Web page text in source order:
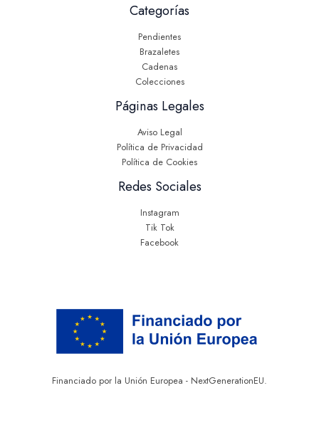
Categorías
Pendientes
Brazaletes
Cadenas
Colecciones
Páginas Legales
Aviso Legal
Política de Privacidad
Política de Cookies
Redes Sociales
Instagram
Tik Tok
Facebook
Financiado por la Unión Europea - NextGenerationEU.